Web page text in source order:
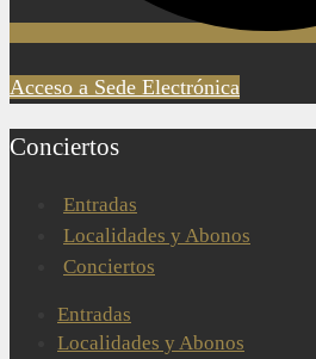
Acceso a Sede Electrónica
Conciertos
Entradas
Localidades y Abonos
Conciertos
Entradas
Localidades y Abonos